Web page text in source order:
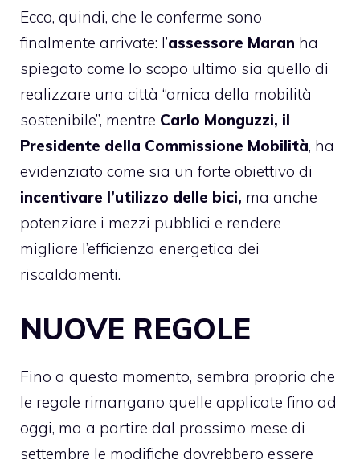
Ecco, quindi, che le conferme sono
finalmente arrivate: l’assessore Maran ha
spiegato come lo scopo ultimo sia quello di
realizzare una città “amica della mobilità
sostenibile”, mentre Carlo Monguzzi, il
Presidente della Commissione Mobilità, ha
evidenziato come sia un forte obiettivo di
incentivare l’utilizzo delle bici, ma anche
potenziare i mezzi pubblici e rendere
migliore l’efficienza energetica dei
riscaldamenti.
NUOVE REGOLE
Fino a questo momento, sembra proprio che
le regole rimangano quelle applicate fino ad
oggi, ma a partire dal prossimo mese di
settembre le modifiche dovrebbero essere